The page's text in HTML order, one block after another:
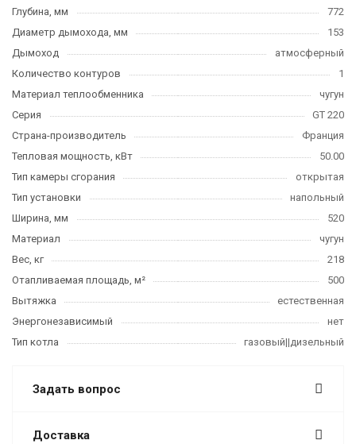
Глубина, мм
772
Диаметр дымохода, мм
153
Дымоход
атмосферный
Количество контуров
1
Материал теплообменника
чугун
Серия
GT 220
Страна-производитель
Франция
Тепловая мощность, кВт
50.00
Тип камеры сгорания
открытая
Тип установки
напольный
Ширина, мм
520
Материал
чугун
Вес, кг
218
Отапливаемая площадь, м²
500
Вытяжка
естественная
Энергонезависимый
нет
Тип котла
газовый||дизельный
Задать вопрос
Доставка